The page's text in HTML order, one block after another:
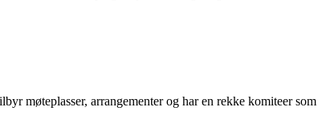
møteplasser, arrangementer og har en rekke komiteer som